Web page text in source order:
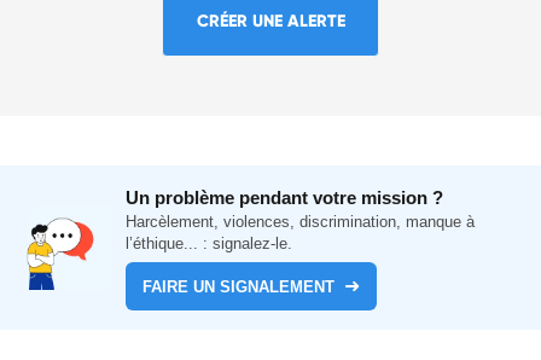
CRÉER UNE ALERTE
Un problème pendant votre mission ?
Harcèlement, violences, discrimination, manque à
l’éthique... : signalez-le.
FAIRE UN SIGNALEMENT